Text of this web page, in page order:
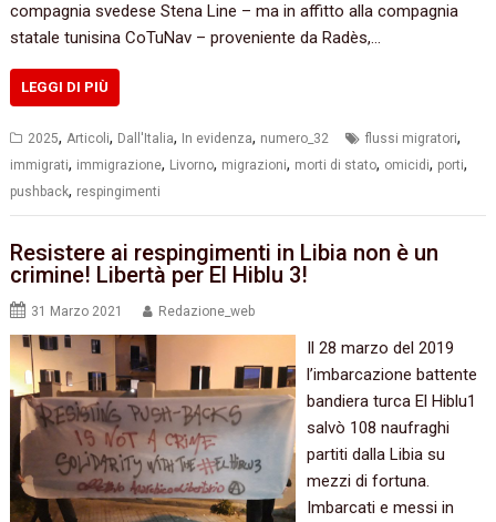
compagnia svedese Stena Line – ma in affitto alla compagnia
statale tunisina CoTuNav – proveniente da Radès,…
LEGGI DI PIÙ
2025,Articoli, Dall'Italia, In evidenza, numero_32 flussi migratori,
immigrati, immigrazione, Livorno, migrazioni, morti di stato, omicidi, porti,
pushback, respingimenti
Resistere ai respingimenti in Libia non è un
crimine! Libertà per El Hiblu 3!
31 Marzo 2021 Redazione_web
Il 28 marzo del 2019
l’imbarcazione battente
bandiera turca El Hiblu1
salvò 108 naufraghi
partiti dalla Libia su
mezzi di fortuna.
Imbarcati e messi in